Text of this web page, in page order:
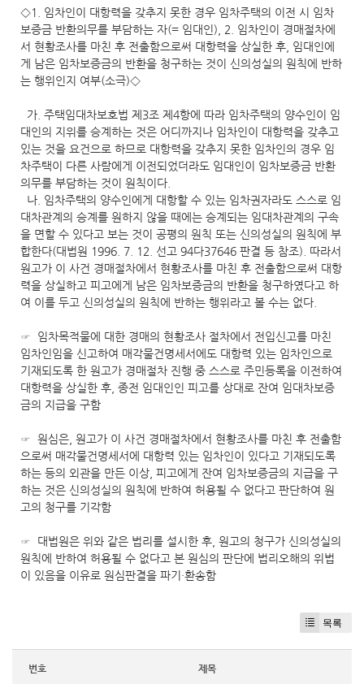
◇1. 임차인이 대항력을 갖추지 못한 경우 임차주택의 이전 시 임차
보증금 반환의무를 부담하는 자(= 임대인), 2. 임차인이 경매절차에
서 현황조사를 마친 후 전출함으로써 대항력을 상실한 후, 임대인에
게 남은 임차보증금의 반환을 청구하는 것이 신의성실의 원칙에 반하
는 행위인지 여부(소극)◇
가. 주택임대차보호법 제3조 제4항에 따라 임차주택의 양수인이 임
대인의 지위를 승계하는 것은 어디까지나 임차인이 대항력을 갖추고
있는 것을 요건으로 하므로 대항력을 갖추지 못한 임차인의 경우 임
차주택이 다른 사람에게 이전되었더라도 임대인이 임차보증금 반환
의무를 부담하는 것이 원칙이다.
나. 임차주택의 양수인에게 대항할 수 있는 임차권자라도 스스로 임
대차관계의 승계를 원하지 않을 때에는 승계되는 임대차관계의 구속
을 면할 수 있다고 보는 것이 공평의 원칙 또는 신의성실의 원칙에 부
합한다(대법원 1996. 7. 12. 선고 94다37646 판결 등 참조). 따라서
원고가 이 사건 경매절차에서 현황조사를 마친 후 전출함으로써 대항
력을 상실하고 피고에게 남은 임차보증금의 반환을 청구하였다고 하
여 이를 두고 신의성실의 원칙에 반하는 행위라고 볼 수는 없다.
☞ 임차목적물에 대한 경매의 현황조사 절차에서 전입신고를 마친
임차인임을 신고하여 매각물건명세서에도 대항력 있는 임차인으로
기재되도록 한 원고가 경매절차 진행 중 스스로 주민등록을 이전하여
대항력을 상실한 후, 종전 임대인인 피고를 상대로 잔여 임대차보증
금의 지급을 구함
☞ 원심은, 원고가 이 사건 경매절차에서 현황조사를 마친 후 전출함
으로써 매각물건명세서에 대항력 있는 임차인이 있다고 기재되도록
하는 등의 외관을 만든 이상, 피고에게 잔여 임차보증금의 지급을 구
하는 것은 신의성실의 원칙에 반하여 허용될 수 없다고 판단하여 원
고의 청구를 기각함
☞ 대법원은 위와 같은 법리를 설시한 후, 원고의 청구가 신의성실의
원칙에 반하여 허용될 수 없다고 본 원심의 판단에 법리오해의 위법
이 있음을 이유로 원심판결을 파기·환송함
목록
번호 제목